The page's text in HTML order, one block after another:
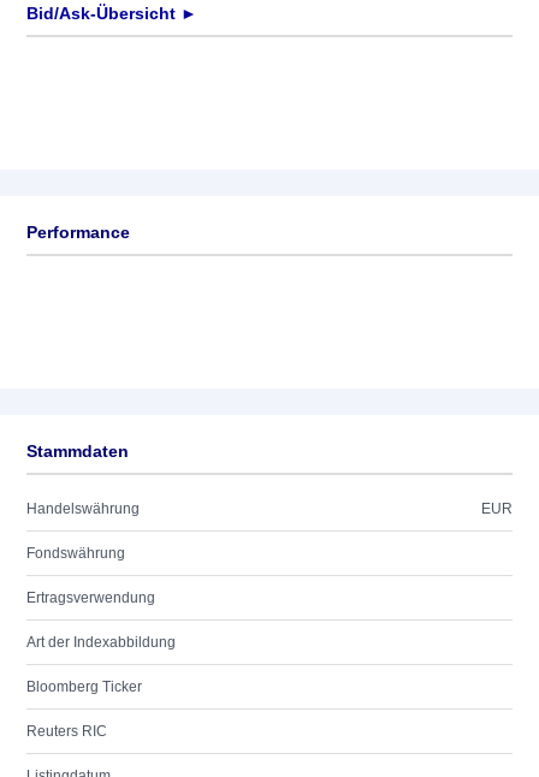
Bid/Ask-Übersicht ►
Performance
Stammdaten
Handelswährung EUR
Fondswährung
Ertragsverwendung
Art der Indexabbildung
Bloomberg Ticker
Reuters RIC